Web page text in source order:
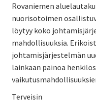
Rovaniemen
nuorisotoimen
löytyy koko
mahdollisuuksia.
johtamisjärjestelmän
lainkaan painoa
Terveisin